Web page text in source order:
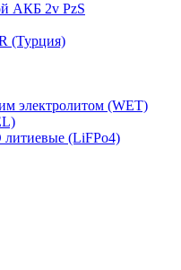
АКБ 2v PzS
(Турция)
электролитом (WET)
литиевые (LiFPo4)